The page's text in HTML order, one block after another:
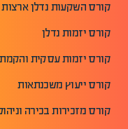
קורס השקעות נדלן
קורס יזמות נדלן
קורס יזמות עסקית
קורס ייעוץ משכנתאות
קורס מזכירות בכירה